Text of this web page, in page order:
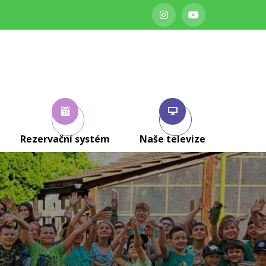
Rezervační systém Naše televize